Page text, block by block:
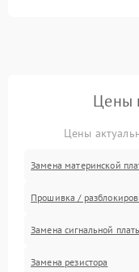
Цены
Цены
Замена материнской
Прошивка /
Замена сигнальной
Замена резистора